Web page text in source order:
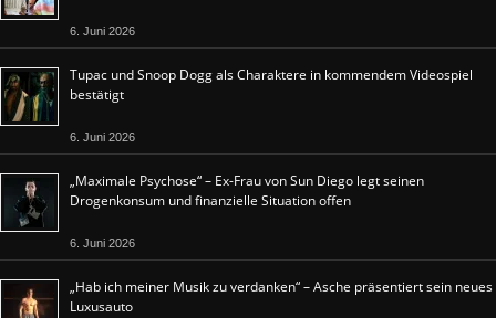
6. Juni 2026
Tupac und Snoop Dogg als Charaktere in kommendem Videospiel
bestätigt
6. Juni 2026
„Maximale Psychose“ – Ex-Frau von Sun Diego legt seinen
Drogenkonsum und finanzielle Situation offen
6. Juni 2026
„Hab ich meiner Musik zu verdanken“ – Asche präsentiert sein neues
Luxusauto